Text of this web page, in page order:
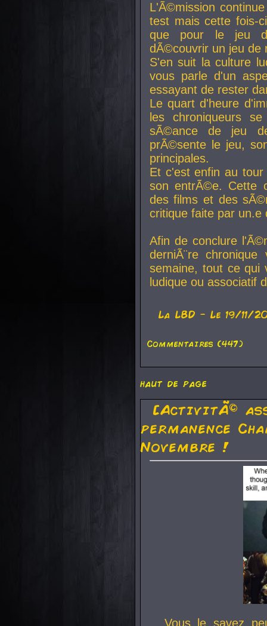
L'Ã©mission
test mais cette fois-
que pour le jeu
dÃ©couvrir un jeu de
S'en suit la culture
vous parle d'un
essayant de rester
Le quart d'heure
les chroniqueurs
sÃ©ance de jeu
prÃ©sente le jeu,
principales.
Et c'est enfin au
son entrÃ©e. Cette
des films et des
critique faite par
Afin de conclure
derniÃ¨re
semaine, tout ce qui
ludique ou associatif
La LBD - Le 19/11/
Commentaires (447)
haut de page
[ActivitÃ©
permanence
Novembre !
Vous le savez